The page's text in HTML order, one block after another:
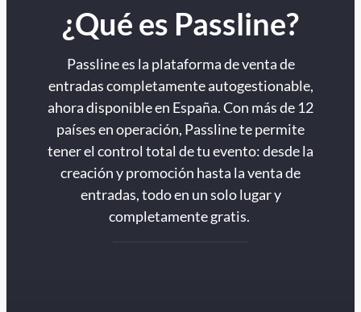
¿Qué es Passline?
Passline es la plataforma de venta de
entradas completamente autogestionable,
ahora disponible en España. Con más de 12
países en operación, Passline te permite
tener el control total de tu evento: desde la
creación y promoción hasta la venta de
entradas, todo en un solo lugar y
completamente gratis.